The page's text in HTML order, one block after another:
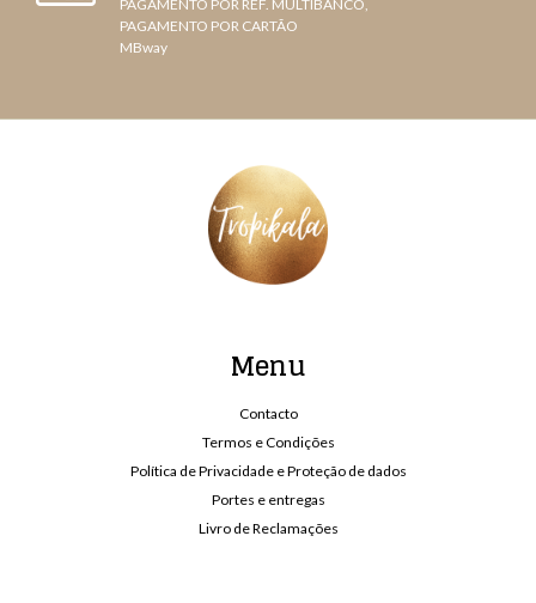
PAGAMENTO POR REF. MULTIBANCO,
PAGAMENTO POR CARTÃO
MBway
Menu
Contacto
Termos e Condições
Política de Privacidade e Proteção de dados
Portes e entregas
Livro de Reclamações